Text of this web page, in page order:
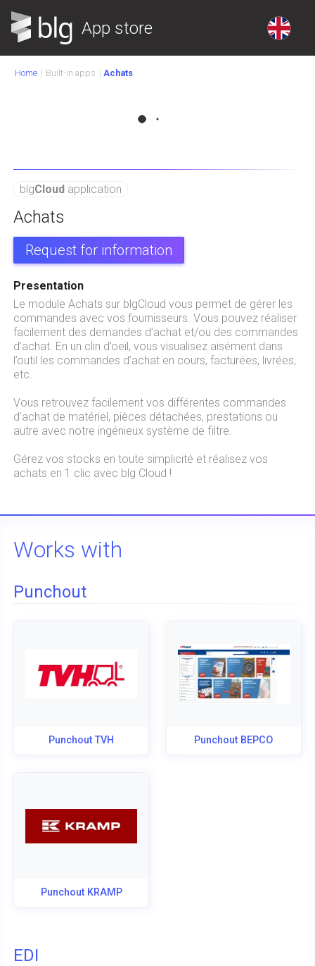
App store
Home Built-in apps Achats
blgCloud application
Achats
Request for information
Presentation
Le module Achats sur blgCloud vous permet de gérer les
commandes avec vos fournisseurs. Vous pouvez réaliser
facilement des demandes d’achat et/ou des commandes
d’achat. En un clin d’oeil, vous visualisez aisément dans
l’outil les commandes d’achat en cours, facturées, livrées,
etc.
Vous retrouvez facilement vos différentes commandes
d’achat de matériel, pièces détachées, prestations ou
autre avec notre ingénieux système de filtre.
Gérez vos stocks en toute simplicité et réalisez vos
achats en 1 clic avec blg Cloud !
Works with
Punchout
Punchout TVH Punchout BEPCO
Punchout KRAMP
EDI